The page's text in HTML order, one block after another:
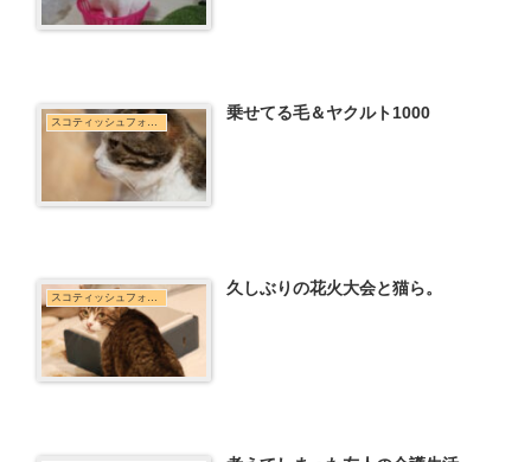
乗せてる毛＆ヤクルト1000
スコティッシュフォールド 久しぶりの花火大会と猫ら。